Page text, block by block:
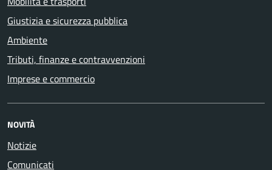
Giustizia e sicurezza pubblica
Ambiente
Tributi, finanze e contravvenzioni
Imprese e commercio
NOVITÀ
Notizie
Comunicati